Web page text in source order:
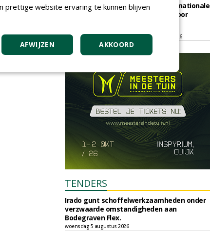
GaLaBau 2026: internationale
ontmoetingsplek voor
t/m vrijdag 18 september 2026
TENDERS
Irado gunt schoffelwerkzaamheden onder
verzwaarde omstandigheden aan
Bodegraven Flex.
woensdag 5 augustus 2026
prettige website ervaring te kunnen blijven
AKKOORD
AFWIJZEN